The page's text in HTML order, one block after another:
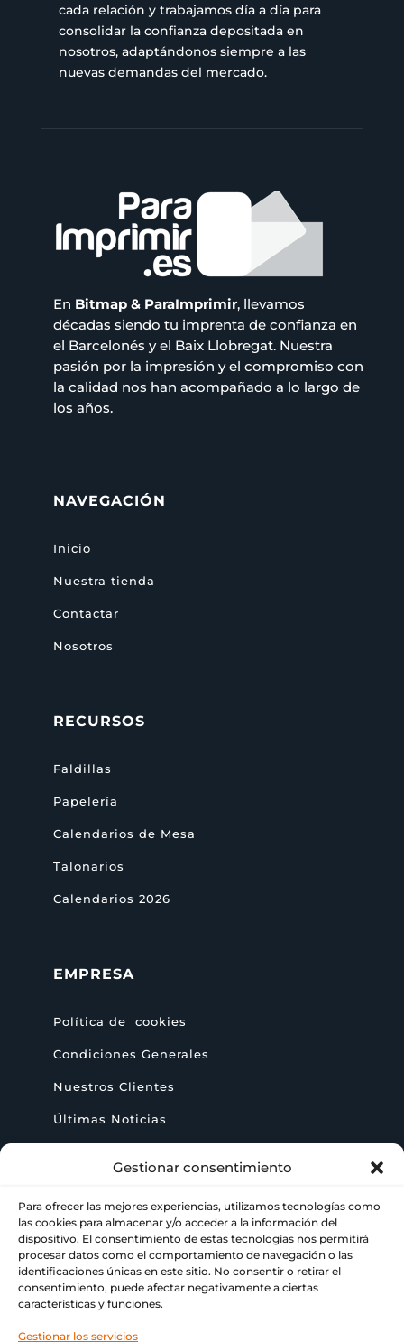
Gestionar consentimiento
Para ofrecer las mejores experiencias, utilizamos tecnologías como
las cookies para almacenar y/o acceder a la información del
dispositivo. El consentimiento de estas tecnologías nos permitirá
procesar datos como el comportamiento de navegación o las
identificaciones únicas en este sitio. No consentir o retirar el
consentimiento, puede afectar negativamente a ciertas
características y funciones.
Gestionar los servicios
cada relación y trabajamos día a día para
consolidar la confianza depositada en
nosotros, adaptándonos siempre a las
nuevas demandas del mercado.
En Bitmap & ParaImprimir, llevamos
décadas siendo tu imprenta de confianza en
el Barcelonés y el Baix Llobregat. Nuestra
pasión por la impresión y el compromiso con
la calidad nos han acompañado a lo largo de
los años.
NAVEGACIÓN
Inicio
Nuestra tienda
Contactar
Nosotros
RECURSOS
Faldillas
Papelería
Calendarios de Mesa
Talonarios
Calendarios 2026
EMPRESA
Política de cookies
Condiciones Generales
Nuestros Clientes
Últimas Noticias
 + 34 622 09 02 49
 info@paraimprimir.es